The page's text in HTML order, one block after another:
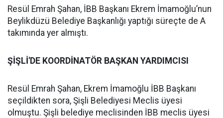
Resül Emrah Şahan, İBB Başkanı Ekrem İmamoğlu’nun
Beylikdüzü Belediye Başkanlığı yaptığı süreçte de A
takımında yer almıştı.
ŞİŞLİ'DE KOORDİNATÖR BAŞKAN YARDIMCISI
Resül Emrah Şahan, Ekrem İmamoğlu İBB Başkanı
seçildikten sora, Şişli Belediyesi Meclis üyesi
olmuştu. Şişli belediye meclisinden İBB meclis üyesi